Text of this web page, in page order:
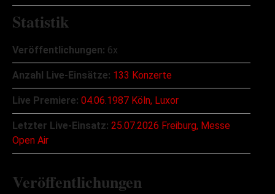
Statistik
Veröffentlichungen: 6x
Anzahl Live-Einsätze: 133 Konzerte
Live Premiere: 04.06.1987 Köln, Luxor
Letzter Live-Einsatz: 25.07.2026 Freiburg, Messe
Open Air
Veröffentlichungen